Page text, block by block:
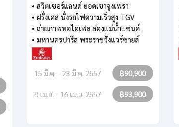
• สวิตเซอร์แลนด์ ยอดเขาจูงเฟรา
• ฝรั่งเศส นั่งรถไฟความเร็วสูง TGV
• ถ่ายภาพหอไอเฟล ล่องแม่น้ำแซนด์
• มหานครปารีส พระราชวังแวร์ซายส์
15 มี.ค. - 23 มี.ค. 2557 ฿90,900
8 เม.ย. - 16 เม.ย. 2557 ฿93,900